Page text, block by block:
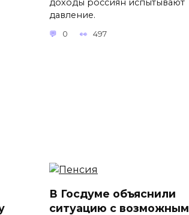
доходы россиян испытывают
давление.
0 497
В Госдуме объяснили
ситуацию с возможным